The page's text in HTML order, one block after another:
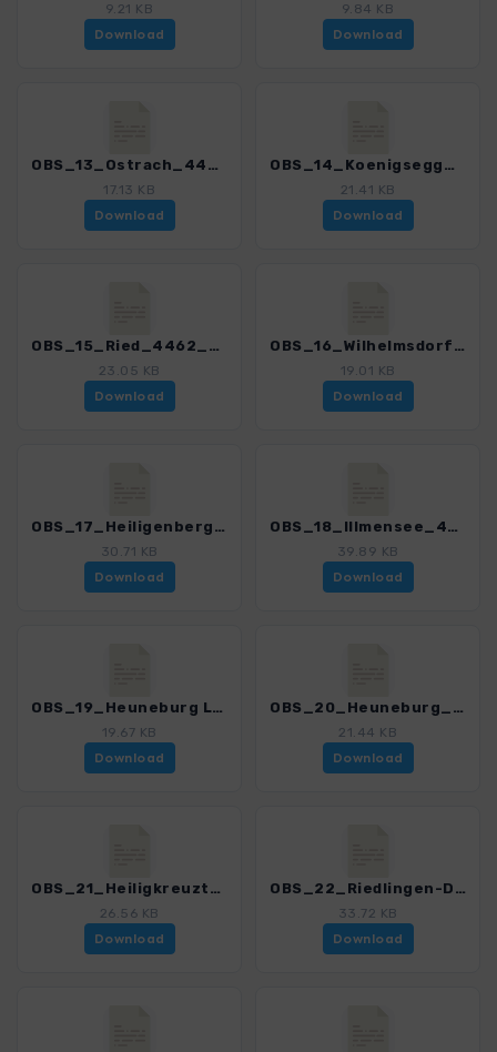
9.21 KB
Download
9.84 KB
Download
OBS_13_Ostrach_4462_2.gpx
17.13 KB
Download
OBS_14_Koenigseggwald_4462_2.gpx
21.41 KB
Download
OBS_15_Ried_4462_2.gpx
23.05 KB
Download
OBS_16_Wilhelmsdorf_4462_2.gpx
19.01 KB
Download
OBS_17_Heiligenberg_Panoramaweg_4462_2.gpx
30.71 KB
Download
OBS_18_Illmensee_4462_2.gpx
39.89 KB
Download
OBS_19_Heuneburg Lehrpfad_4462_2.gpx
19.67 KB
Download
OBS_20_Heuneburg_4462_2.gpx
21.44 KB
Download
OBS_21_Heiligkreuztal_4462_2.gpx
26.56 KB
Download
OBS_22_Riedlingen-Donautal_4462_2.gpx
33.72 KB
Download